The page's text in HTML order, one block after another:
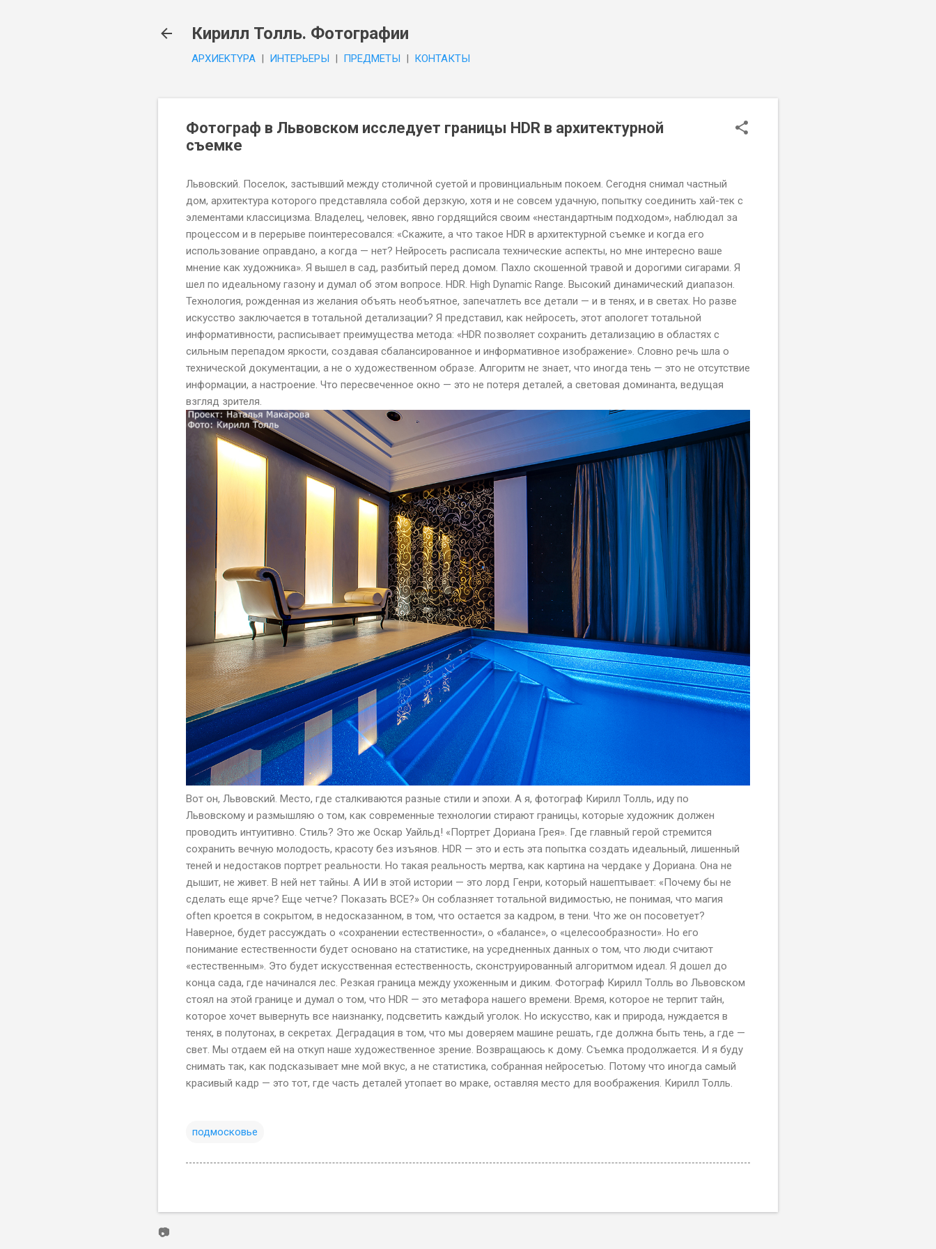
Кирилл Толль. Фотографии
APXИEKTYPA | ИHTEPЬEPЫ | ПPEДMETЫ | КОНТАКТЫ
Фотограф в Львовском исследует границы HDR в архитектурной
съемке
Львовский. Поселок, застывший между столичной суетой и провинциальным покоем. Сегодня снимал частный
дом, архитектура которого представляла собой дерзкую, хотя и не совсем удачную, попытку соединить хай-тек с
элементами классицизма. Владелец, человек, явно гордящийся своим «нестандартным подходом», наблюдал за
процессом и в перерыве поинтересовался: «Скажите, а что такое HDR в архитектурной съемке и когда его
использование оправдано, а когда — нет? Нейросеть расписала технические аспекты, но мне интересно ваше
мнение как художника». Я вышел в сад, разбитый перед домом. Пахло скошенной травой и дорогими сигарами. Я
шел по идеальному газону и думал об этом вопросе. HDR. High Dynamic Range. Высокий динамический диапазон.
Технология, рожденная из желания объять необъятное, запечатлеть все детали — и в тенях, и в светах. Но разве
искусство заключается в тотальной детализации? Я представил, как нейросеть, этот апологет тотальной
информативности, расписывает преимущества метода: «HDR позволяет сохранить детализацию в областях с
сильным перепадом яркости, создавая сбалансированное и информативное изображение». Словно речь шла о
технической документации, а не о художественном образе. Алгоритм не знает, что иногда тень — это не отсутствие
информации, а настроение. Что пересвеченное окно — это не потеря деталей, а световая доминанта, ведущая
взгляд зрителя.
Вот он, Львовский. Место, где сталкиваются разные стили и эпохи. А я, фотограф Кирилл Толль, иду по
Львовскому и размышляю о том, как современные технологии стирают границы, которые художник должен
проводить интуитивно. Стиль? Это же Оскар Уайльд! «Портрет Дориана Грея». Где главный герой стремится
сохранить вечную молодость, красоту без изъянов. HDR — это и есть эта попытка создать идеальный, лишенный
теней и недостаков портрет реальности. Но такая реальность мертва, как картина на чердаке у Дориана. Она не
дышит, не живет. В ней нет тайны. А ИИ в этой истории — это лорд Генри, который нашептывает: «Почему бы не
сделать еще ярче? Еще четче? Показать ВСЕ?» Он соблазняет тотальной видимостью, не понимая, что магия
often кроется в сокрытом, в недосказанном, в том, что остается за кадром, в тени. Что же он посоветует?
Наверное, будет рассуждать о «сохранении естественности», о «балансе», о «целесообразности». Но его
понимание естественности будет основано на статистике, на усредненных данных о том, что люди считают
«естественным». Это будет искусственная естественность, сконструированный алгоритмом идеал. Я дошел до
конца сада, где начинался лес. Резкая граница между ухоженным и диким. Фотограф Кирилл Толль во Львовском
стоял на этой границе и думал о том, что HDR — это метафора нашего времени. Время, которое не терпит тайн,
которое хочет вывернуть все наизнанку, подсветить каждый уголок. Но искусство, как и природа, нуждается в
тенях, в полутонах, в секретах. Деградация в том, что мы доверяем машине решать, где должна быть тень, а где —
свет. Мы отдаем ей на откуп наше художественное зрение. Возвращаюсь к дому. Съемка продолжается. И я буду
снимать так, как подсказывает мне мой вкус, а не статистика, собранная нейросетью. Потому что иногда самый
красивый кадр — это тот, где часть деталей утопает во мраке, оставляя место для воображения. Кирилл Толль.
подмосковье
📷